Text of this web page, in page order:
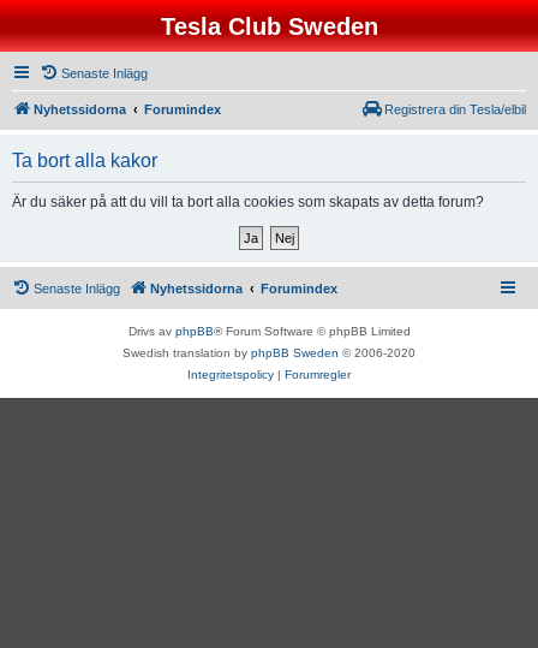
Tesla Club Sweden
Senaste Inlägg
Nyhetssidorna Forumindex Registrera din Tesla/elbil
Ta bort alla kakor
Är du säker på att du vill ta bort alla cookies som skapats av detta forum?
Senaste Inlägg Nyhetssidorna Forumindex
Drivs av phpBB® Forum Software © phpBB Limited
Swedish translation by phpBB Sweden © 2006-2020
Integritetspolicy | Forumregler